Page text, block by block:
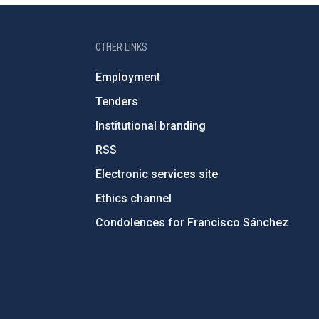
OTHER LINKS
Employment
Tenders
Institutional branding
RSS
Electronic services site
Ethics channel
Condolences for Francisco Sánchez